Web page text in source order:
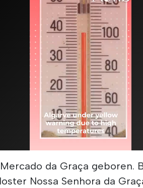
da Graça geboren.
Nossa Senhora da